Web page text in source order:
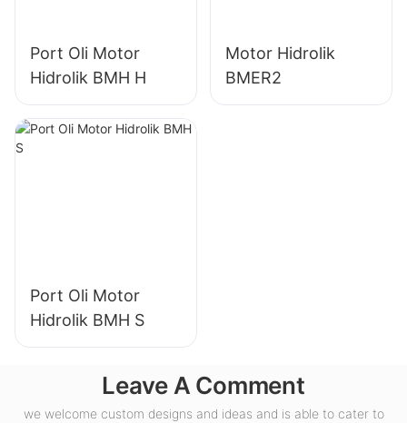
Port Oli Motor
Hidrolik BMH H
Motor Hidrolik
BMER2
Port Oli Motor
Hidrolik BMH S
Leave A Comment
we welcome custom designs and ideas and is able to cater to